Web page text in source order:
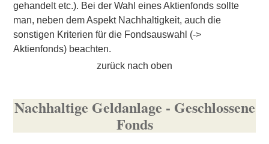
gehandelt etc.). Bei der Wahl eines Aktienfonds sollte
man, neben dem Aspekt Nachhaltigkeit, auch die
sonstigen Kriterien für die Fondsauswahl (->
Aktienfonds) beachten.
zurück nach oben
Nachhaltige Geldanlage - Geschlossene
Fonds